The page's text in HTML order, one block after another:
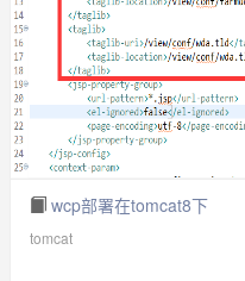
wcp部署在tomcat8下
tomcat